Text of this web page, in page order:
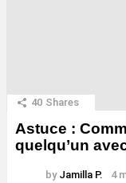
40 Shares
Astuce :
quelqu’un
by Jamilla P. 4